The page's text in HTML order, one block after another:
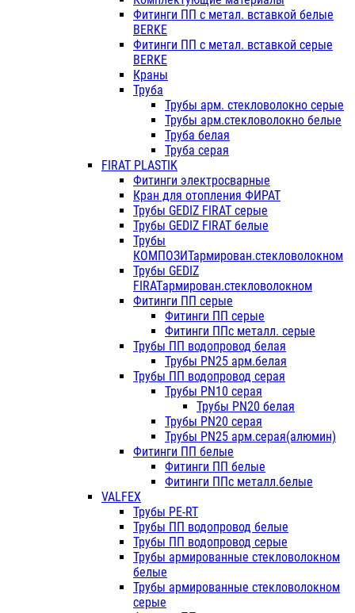
Фитинги ПП с метал. вставкой белые
BERKE
Фитинги ПП с метал. вставкой серые
BERKE
Краны
Труба
Трубы арм. стекловолокно серые
Трубы арм.стекловолокно белые
Труба белая
Труба серая
FIRAT PLASTIK
Фитинги электросварные
Кран для отопления ФИРАТ
Трубы GEDIZ FIRAT серые
Трубы GEDIZ FIRAT белые
Трубы
КОМПОЗИТармирован.стекловолокном
Трубы GEDIZ
FIRATармирован.стекловолокном
Фитинги ПП серые
Фитинги ПП серые
Фитинги ППс металл. серые
Трубы ПП водопровод белая
Трубы PN25 арм.белая
Трубы ПП водопровод серая
Трубы PN10 серая
Трубы PN20 белая
Трубы PN20 серая
Трубы PN25 арм.серая(алюмин)
Фитинги ПП белые
Фитинги ПП белые
Фитинги ППс металл.белые
VALFEX
Трубы PE-RT
Трубы ПП водопровод белые
Трубы ПП водопровод серые
Трубы армированные стекловолокном
белые
Трубы армированные стекловолокном
серые